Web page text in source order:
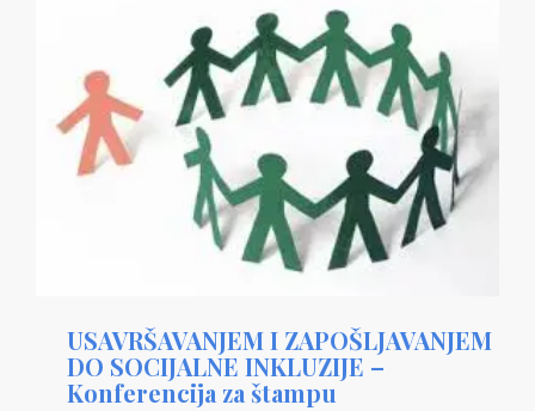
USAVRŠAVANJEM I ZAPOŠLJAVANJEM
DO SOCIJALNE INKLUZIJE –
Konferencija za štampu